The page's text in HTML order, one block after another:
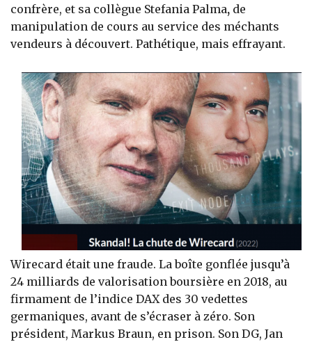
confrère, et sa collègue Stefania Palma, de
manipulation de cours au service des méchants
vendeurs à découvert. Pathétique, mais effrayant.
Wirecard était une fraude. La boîte gonflée jusqu’à
24 milliards de valorisation boursière en 2018, au
firmament de l’indice DAX des 30 vedettes
germaniques, avant de s’écraser à zéro. Son
président, Markus Braun, en prison. Son DG, Jan